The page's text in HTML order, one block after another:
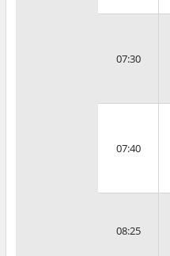
07:30
07:40
08:25